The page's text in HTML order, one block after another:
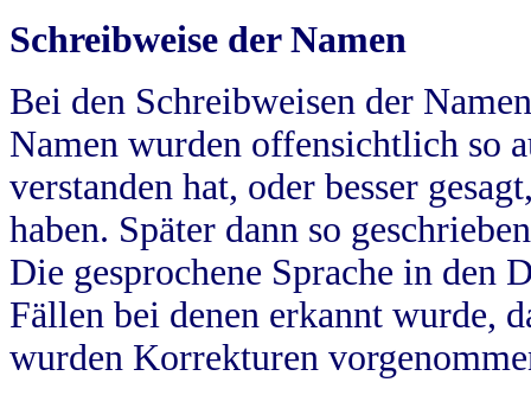
Schreibweise der Namen
Bei den Schreibweisen der
Namen wurden offensichtlich so
verstanden hat, oder besser
haben. Später dann so
Die gesprochene Sprache in
Fällen bei denen erkannt wurde,
wurden Korrekturen